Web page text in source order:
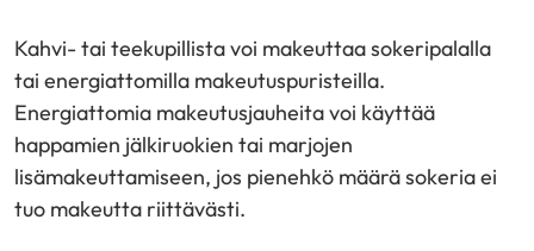
Kahvi- tai teekupillista voi makeuttaa sokeripalalla
tai energiattomilla makeutuspuristeilla.
Energiattomia makeutusjauheita voi käyttää
happamien jälkiruokien tai marjojen
lisämakeuttamiseen, jos pienehkö määrä sokeria ei
tuo makeutta riittävästi.